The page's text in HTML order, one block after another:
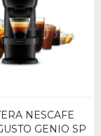
NESCAFE
GENIO SP